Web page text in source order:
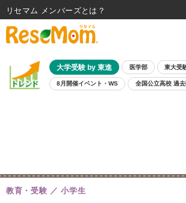
大学受験 by 東進 医学部 東大受
8月開催イベント・WS 全国公立高校 過去
教育・受験 小学生
リセマム メンバーズ